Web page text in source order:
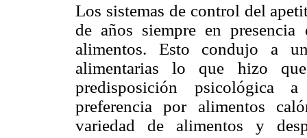
Los sistemas de control del
de años siempre en
alimentos. Esto condujo a
alimentarias lo que hizo
predisposición psicológica
preferencia por alimentos
variedad de alimentos y